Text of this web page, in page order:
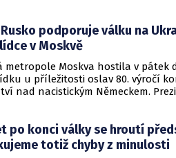
kterou nacistická propaganda
Rusko podporuje válku na
v Moskvě
metropole Moskva hostila v pátek
u příležitosti oslav 80. výročí
nad nacistickým Německem.
po konci války se hroutí
totiž chyby z minulosti